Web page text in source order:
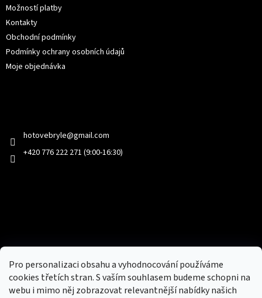
Pro personalizaci obsahu a vyhodnocování používáme
cookies třetích stran. S vaším souhlasem budeme schopni na
webu i mimo něj zobrazovat relevantnější nabídky našich
Možností platby
Kontakty
Obchodní podmínky
Podmínky ochrany osobních údajů
Moje objednávka
hotovebryle@gmail.com
+420 776 222 271 (9:00-16:30)